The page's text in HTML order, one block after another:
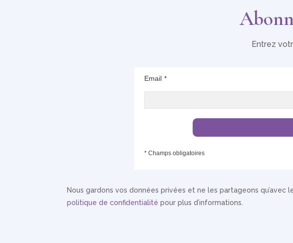
Entrez
Email *
* Champs obligatoires
Nous gardons vos données privées et ne les partageons
politique de confidentialité pour plus d’informations.